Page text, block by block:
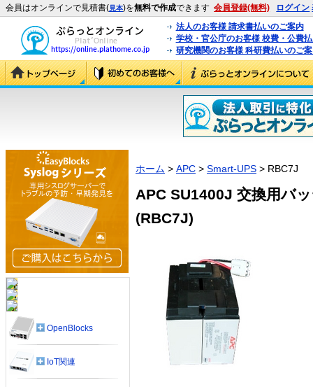
会員はオンラインで見積書(見本)を無料で作成できます 会員登録(無料) ログイン
法人のお客様 請求書払いのご案内
学校・官公庁のお客様 校費・公費
研究機関のお客様 科研費払いのご
ホーム > APC > Smart-UPS > RBC7J
APC SU1400J 交換用バ
(RBC7J)
OpenBlocks
IoT関連